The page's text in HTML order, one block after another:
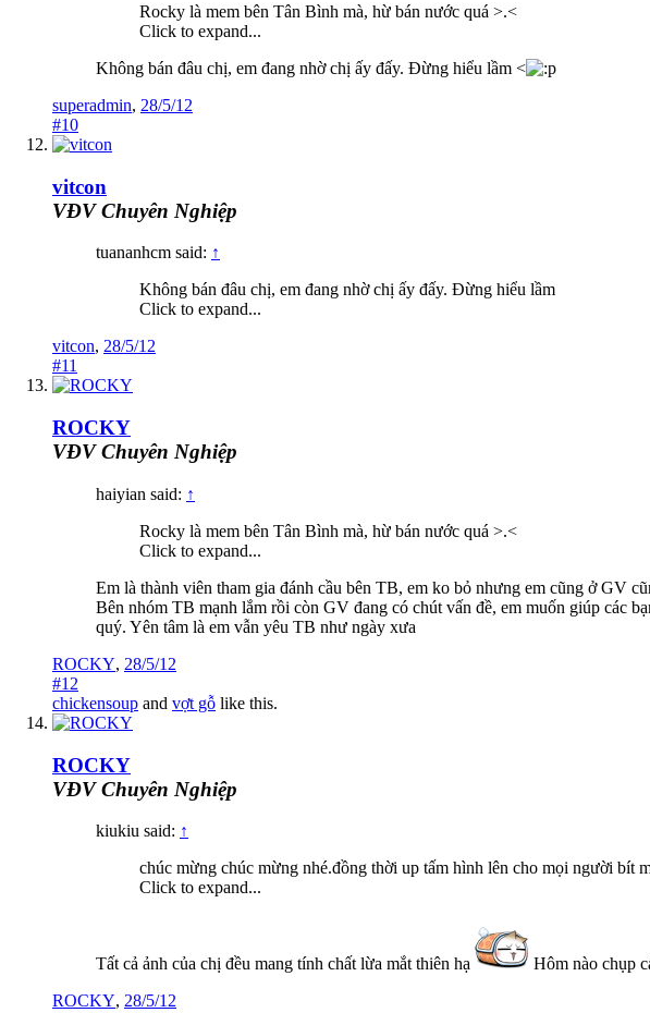
Rocky là mem bên Tân Bình mà, hừ bán nước quá >.<
Click to expand...
Không bán đâu chị, em đang nhờ chị ấy đấy. Đừng hiểu lầm <
superadmin, 28/5/12
#10
vitcon
VĐV Chuyên Nghiệp
tuananhcm said: ↑
Không bán đâu chị, em đang nhờ chị ấy đấy. Đừng hiểu lầm
Click to expand...
vitcon, 28/5/12
#11
ROCKY
VĐV Chuyên Nghiệp
haiyian said: ↑
Rocky là mem bên Tân Bình mà, hừ bán nước quá >.<
Click to expand...
Em là thành viên tham gia đánh cầu bên TB, em ko bỏ nhưng em cũng ở GV
Bên nhóm TB mạnh lắm rồi còn GV đang có chút vấn đề, em muốn giúp các
quý. Yên tâm là em vẫn yêu TB như ngày xưa
ROCKY, 28/5/12
#12
chickensoup and vợt gỗ like this.
ROCKY
VĐV Chuyên Nghiệp
kiukiu said: ↑
chúc mừng chúc mừng nhé.đồng thời up tấm hình lên cho mọi người bít
Click to expand...
Tất cả ảnh của chị đều mang tính chất lừa mắt thiên hạ
Hôm nào chụp
ROCKY, 28/5/12